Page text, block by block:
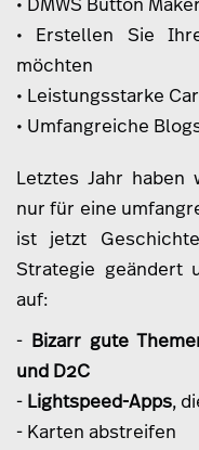
• Erstellen Sie
möchten
• Leistungsstarke
• Umfangreiche
Letztes Jahr haben
nur für eine
ist jetzt
Strategie geändert
auf:
- Bizarr gute
und D2C
- Lightspeed-Apps,
- Karten abstreifen